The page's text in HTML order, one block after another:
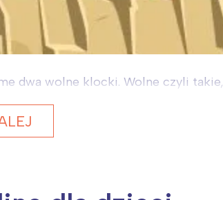
dwa wolne klocki. Wolne czyli